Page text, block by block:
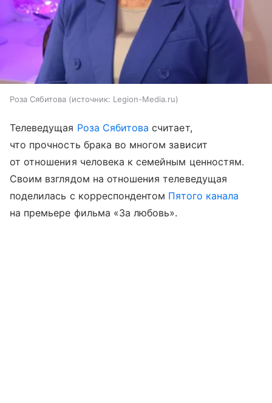
Роза Сябитова источник: Legion-Media.ru
Телеведущая Роза Сябитова считает,
что прочность брака во многом зависит
от отношения человека к семейным ценностям.
Своим взглядом на отношения телеведущая
поделилась с корреспондентом Пятого канала
на премьере фильма «За любовь».